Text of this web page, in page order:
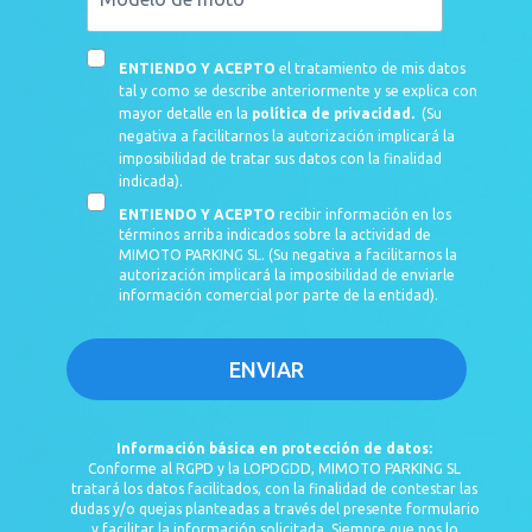
Acepto
política
privacidad
la
web.
Info-
comercial
ENVIAR
ENTIENDO Y ACEPTO el tratamiento de mis datos
tal y como se describe anteriormente y se explica con
mayor detalle en la política de privacidad . (Su
negativa a facilitarnos la autorización implicará la
imposibilidad de tratar sus datos con la finalidad
indicada).
Información básica en protección de datos:
Conforme al RGPD y la LOPDGDD, MIMOTO PARKING SL
tratará los datos facilitados, con la finalidad de contestar las
dudas y/o quejas planteadas a través del presente formulario
ENTIENDO Y ACEPTO recibir información en los
términos arriba indicados sobre la actividad de
MIMOTO PARKING SL. (Su negativa a facilitarnos la
autorización implicará la imposibilidad de enviarle
información comercial por parte de la entidad).